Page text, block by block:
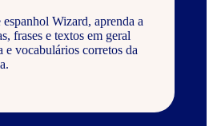
Wizard, aprenda a
frases e textos em geral
e vocabulários corretos da